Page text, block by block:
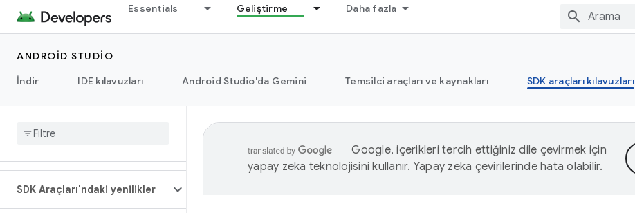
Essentials Geliştirme Daha fazla
ANDROID STUDIO
İndir
IDE kılavuzları Android Studio'da Gemini Temsilci araçları ve kaynakları SDK araçları kılavuzları
SDK Araçları'ndaki yenilikler
Google, içerikleri tercih ettiğiniz dile çevirmek için
yapay zeka teknolojisini kullanır. Yapay zeka çevirilerinde hata olabilir.